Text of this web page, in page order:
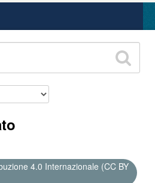
4.0 Internazionale (CC BY